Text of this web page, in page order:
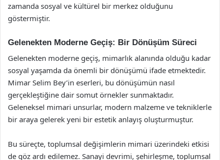
zamanda sosyal ve kültürel bir merkez olduğunu
göstermiştir.
Gelenekten Moderne Geçiş: Bir Dönüşüm Süreci
Gelenekten moderne geçiş, mimarlık alanında olduğu kadar
sosyal yaşamda da önemli bir dönüşümü ifade etmektedir.
Mimar Selim Bey’in eserleri, bu dönüşümün nasıl
gerçekleştiğine dair somut örnekler sunmaktadır.
Geleneksel mimari unsurlar, modern malzeme ve tekniklerle
bir araya gelerek yeni bir estetik anlayış oluşturmuştur.
Bu süreçte, toplumsal değişimlerin mimari üzerindeki etkisi
de göz ardı edilemez. Sanayi devrimi, şehirleşme, toplumsal